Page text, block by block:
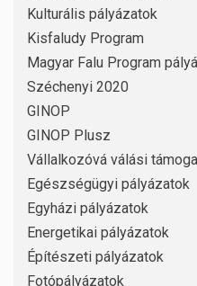
Kulturális pályázatok
Kisfaludy Program
Magyar Falu Program
Széchenyi 2020
GINOP
GINOP Plusz
Vállalkozóvá válási
Egészségügyi pályázatok
Egyházi pályázatok
Energetikai pályázatok
Építészeti pályázatok
Fotópályázatok